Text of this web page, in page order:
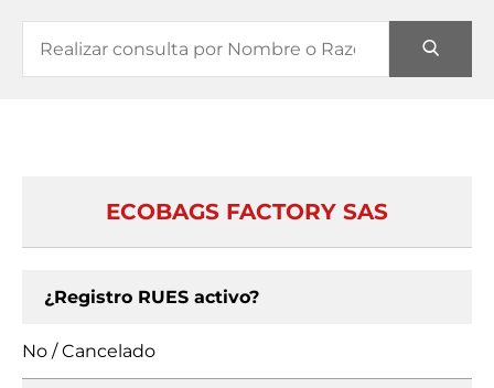
ECOBAGS FACTORY SAS
¿Registro RUES activo?
No / Cancelado